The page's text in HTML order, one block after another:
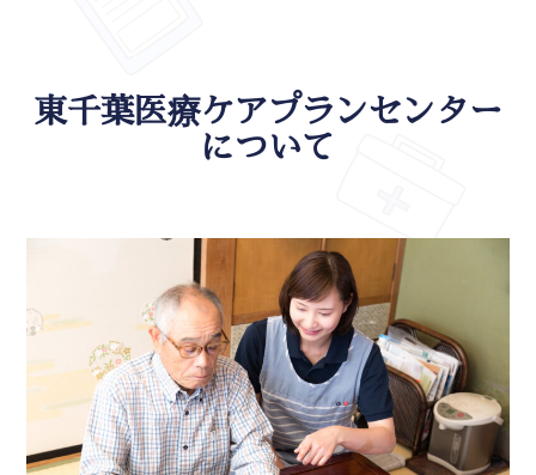
東千葉医療ケアプランセンター
について